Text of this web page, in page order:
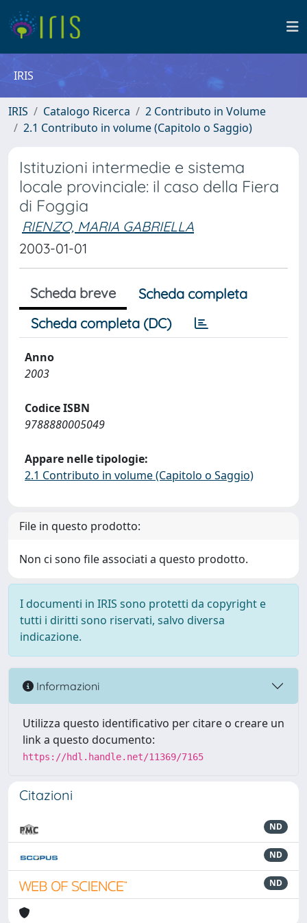
IRIS
IRIS Catalogo Ricerca
2 Contributo in Volume
2.1 Contributo in volume (Capitolo o Saggio)
Istituzioni intermedie e sistema
locale provinciale: il caso della Fiera
di Foggia
RIENZO, MARIA GABRIELLA
2003-01-01
Scheda breve
Scheda completa
Scheda completa (DC)
Anno
2003
Codice ISBN
9788880005049
Appare nelle tipologie:
2.1 Contributo in volume (Capitolo o Saggio)
File in questo prodotto:
Non ci sono file associati a questo prodotto.
I documenti in IRIS sono protetti da copyright e
tutti i diritti sono riservati, salvo diversa
indicazione.
Informazioni
Utilizza questo identificativo per citare o creare un
link a questo documento:
https://hdl.handle.net/11369/7165
Citazioni
ND
ND
ND